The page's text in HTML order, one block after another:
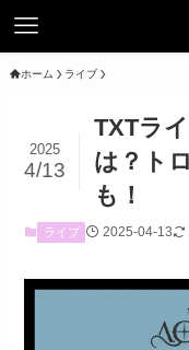
ホーム ライブ
TXTラ
は？ト
も！
2025
4/13
ライブ 2025-04-13